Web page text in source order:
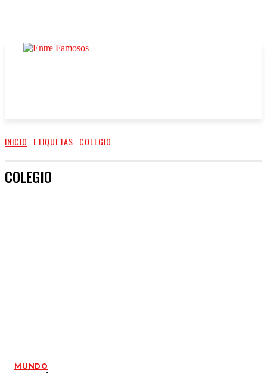
INICIO ETIQUETAS COLEGIO
COLEGIO
MUNDO